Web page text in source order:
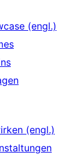
(engl.)
(engl.)